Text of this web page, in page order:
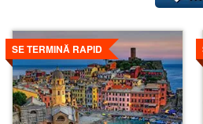
SE TERMINĂ RAPID
Detalii